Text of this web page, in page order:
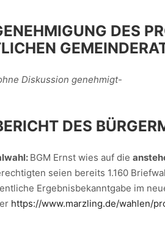
DES
Diskussion genehmigt-
DES
BGM Ernst wies auf die
seien bereits 1.160
Ergebnisbekanntgabe im
https://www.marzling.de/wahlen/